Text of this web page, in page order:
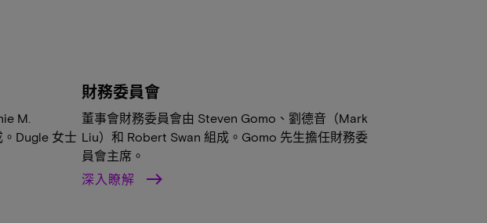
M.
Dugle 女士
財務委員會
董事會財務委員會由 Steven Gomo、劉德音（Mark
Liu）和 Robert Swan 組成。Gomo 先生擔任財務委
員會主席。
深入瞭解